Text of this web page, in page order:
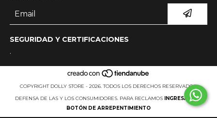
SEGURIDAD Y CERTIFICACIONES
.
COPYRIGHT DOLLY STORE - 2026. TODOS LOS DERECHOS RESERVADOS.
DEFENSA DE LAS Y LOS CONSUMIDORES. PARA RECLAMOS INGRESÁ ACÁ.
BOTÓN DE ARREPENTIMIENTO